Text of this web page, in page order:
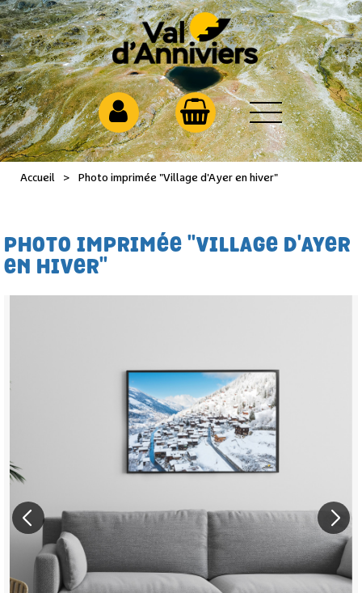
Accueil > Photo imprimée "Village d'Ayer en hiver"
PHOTO IMPRIMÉE "VILLAGE D'AYER
EN HIVER"